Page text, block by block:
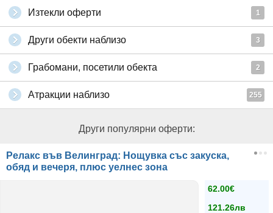
Изтекли оферти 1
Други обекти наблизо 3
Грабомани, посетили обекта 2
Атракции наблизо 255
Други популярни оферти:
Релакс във Велинград: Нощувка със закуска,
обяд и вечеря, плюс уелнес зона
62.00€
121.26лв